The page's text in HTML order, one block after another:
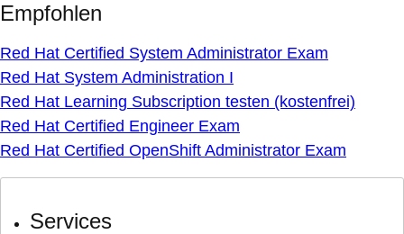
Empfohlen
Red Hat Certified System Administrator Exam
Red Hat System Administration I
Red Hat Learning Subscription testen (kostenfrei)
Red Hat Certified Engineer Exam
Red Hat Certified OpenShift Administrator Exam
Services